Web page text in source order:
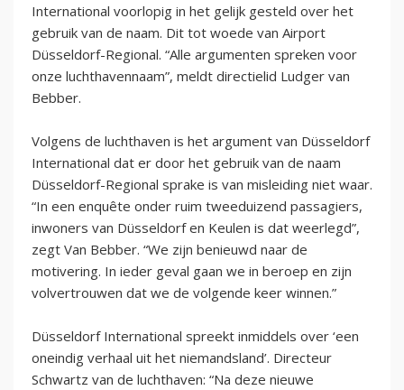
International voorlopig in het gelijk gesteld over het
gebruik van de naam. Dit tot woede van Airport
Düsseldorf-Regional. “Alle argumenten spreken voor
onze luchthavennaam”, meldt directielid Ludger van
Bebber.
Volgens de luchthaven is het argument van Düsseldorf
International dat er door het gebruik van de naam
Düsseldorf-Regional sprake is van misleiding niet waar.
“In een enquête onder ruim tweeduizend passagiers,
inwoners van Düsseldorf en Keulen is dat weerlegd”,
zegt Van Bebber. “We zijn benieuwd naar de
motivering. In ieder geval gaan we in beroep en zijn
volvertrouwen dat we de volgende keer winnen.”
Düsseldorf International spreekt inmiddels over ‘een
oneindig verhaal uit het niemandsland’. Directeur
Schwartz van de luchthaven: “Na deze nieuwe